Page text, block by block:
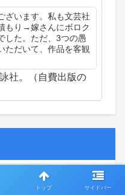
ざいます。私も文芸社
もり→嫁さんにボロク
した。ただ、3つの愚
ただいて、作品を客観
社。（自費出版の
精神病患者の日常
トップ サイドバー